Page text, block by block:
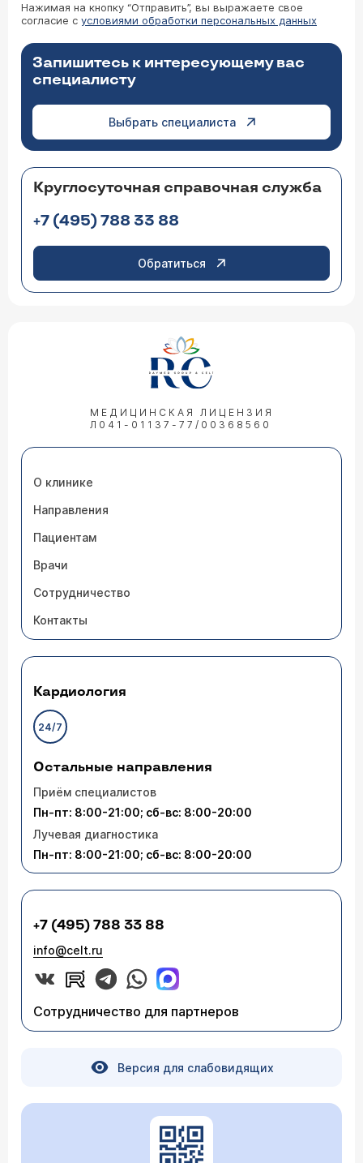
Нажимая на кнопку “Отправить”, вы выражаете свое
согласие с условиями обработки персональных данных
Запишитесь к интересующему вас
специалисту
Выбрать специалиста
Круглосуточная справочная служба
+7 (495) 788 33 88
Обратиться
МЕДИЦИНСКАЯ ЛИЦЕНЗИЯ
Л041-01137-77/00368560
О клинике
Направления
Пациентам
Врачи
Сотрудничество
Контакты
Кардиология
24/7
Остальные направления
Приём специалистов
Пн-пт: 8:00-21:00; сб-вс: 8:00-20:00
Лучевая диагностика
Пн-пт: 8:00-21:00; сб-вс: 8:00-20:00
+7 (495) 788 33 88
info@celt.ru
Сотрудничество для партнеров
Версия для слабовидящих